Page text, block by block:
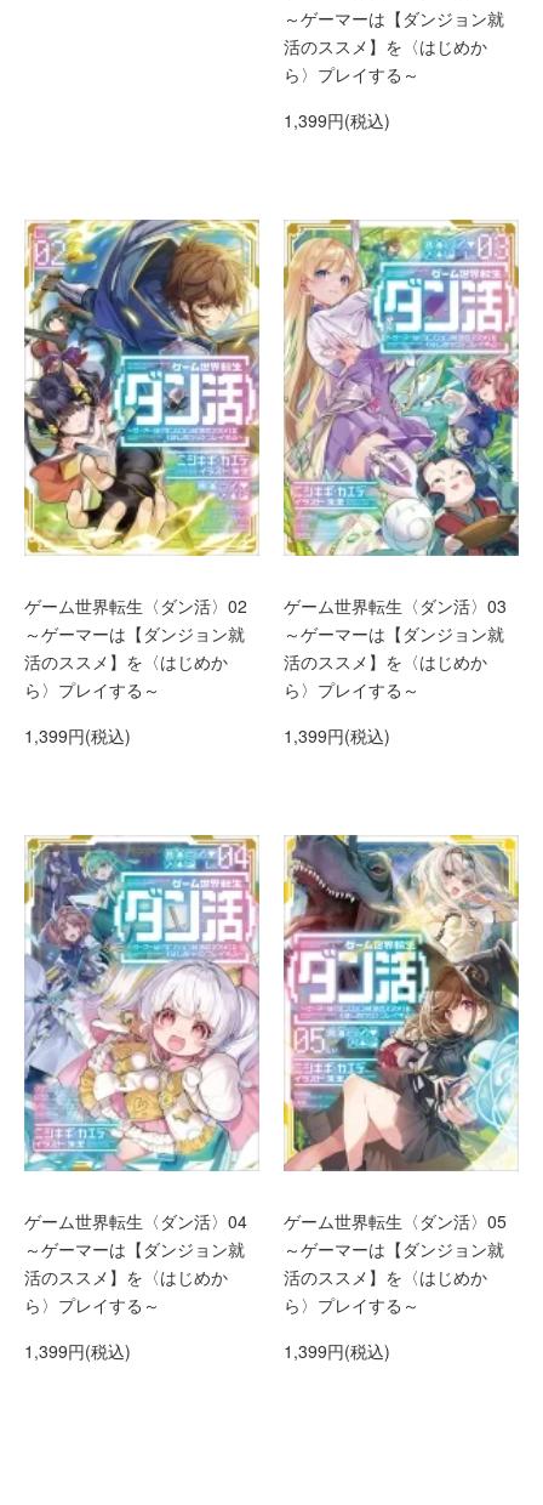
～ゲーマーは【ダンジョン就
活のススメ】を〈はじめか
ら〉プレイする～
1,399円(税込)
ゲーム世界転生〈ダン活〉02
～ゲーマーは【ダンジョン就
活のススメ】を〈はじめか
ら〉プレイする～
1,399円(税込)
ゲーム世界転生〈ダン活〉03
～ゲーマーは【ダンジョン就
活のススメ】を〈はじめか
ら〉プレイする～
1,399円(税込)
ゲーム世界転生〈ダン活〉04
～ゲーマーは【ダンジョン就
活のススメ】を〈はじめか
ら〉プレイする～
1,399円(税込)
ゲーム世界転生〈ダン活〉05
～ゲーマーは【ダンジョン就
活のススメ】を〈はじめか
ら〉プレイする～
1,399円(税込)